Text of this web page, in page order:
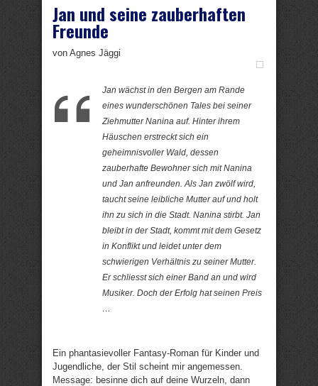
Jan und seine zauberhaften
Freunde
von Agnes Jäggi
Jan wächst in den Bergen am Rande
eines wunderschönen Tales bei seiner
Ziehmutter Nanina auf. Hinter ihrem
Häuschen erstreckt sich ein
geheimnisvoller Wald, dessen
zauberhafte Bewohner sich mit Nanina
und Jan anfreunden. Als Jan zwölf wird,
taucht seine leibliche Mutter auf und holt
ihn zu sich in die Stadt. Nanina stirbt. Jan
bleibt in der Stadt, kommt mit dem Gesetz
in Konflikt und leidet unter dem
schwierigen Verhältnis zu seiner Mutter.
Er schliesst sich einer Band an und wird
Musiker. Doch der Erfolg hat seinen Preis
…
Ein phantasievoller Fantasy-Roman für Kinder und
Jugendliche, der Stil scheint mir angemessen.
Message: besinne dich auf deine Wurzeln, dann